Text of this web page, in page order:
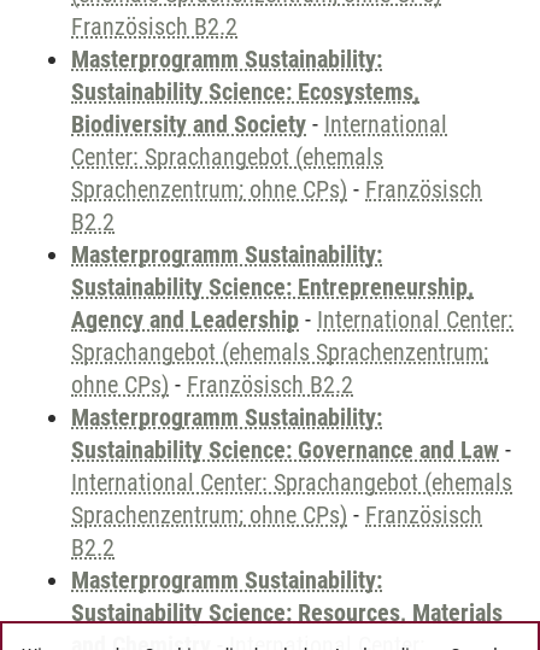
Französisch B2.2
Masterprogramm Sustainability:
Sustainability Science: Ecosystems,
Biodiversity and Society - International
Center: Sprachangebot (ehemals
Sprachenzentrum; ohne CPs) - Französisch
B2.2
Masterprogramm Sustainability:
Sustainability Science: Entrepreneurship,
Agency and Leadership - International Center:
Sprachangebot (ehemals Sprachenzentrum;
ohne CPs) - Französisch B2.2
Masterprogramm Sustainability:
Sustainability Science: Governance and Law -
International Center: Sprachangebot (ehemals
Sprachenzentrum; ohne CPs) - Französisch
B2.2
Masterprogramm Sustainability:
Sustainability Science: Resources, Materials